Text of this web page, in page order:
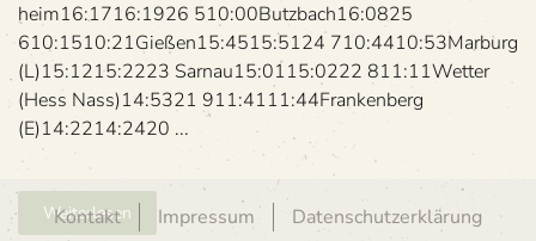
heim16:1716:1926 510:00Butz­bach16:0825
610:1510:21Gie­ßen15:4515:5124 710:4410:53Mar­burg
(L)15:1215:2223 Sar­nau15:0115:0222 811:11Wet­ter
(Hess Nass)14:5321 911:4111:44Fran­ken­berg
(E)14:2214:2420 ...
Weiterlesen
Kontakt Impressum Datenschutzerklärung